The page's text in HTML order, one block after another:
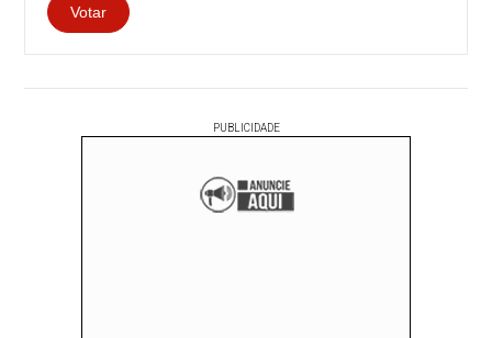
PUBLICIDADE